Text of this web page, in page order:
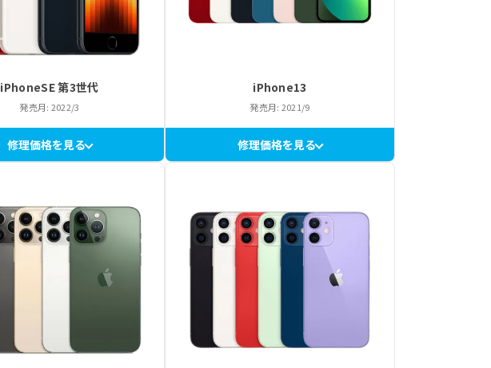
iPhoneSE 第3世代
発売月: 2022/3
修理価格を見る
iPhone13
発売月: 2021/9
修理価格を見る